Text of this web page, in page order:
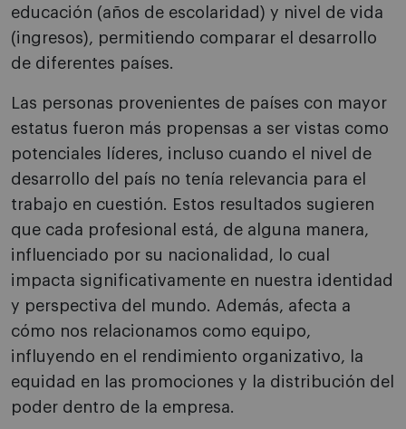
educación (años de escolaridad) y nivel de vida
(ingresos), permitiendo comparar el desarrollo
de diferentes países.
Las personas provenientes de países con mayor
estatus fueron más propensas a ser vistas como
potenciales líderes, incluso cuando el nivel de
desarrollo del país no tenía relevancia para el
trabajo en cuestión. Estos resultados sugieren
que cada profesional está, de alguna manera,
influenciado por su nacionalidad, lo cual
impacta significativamente en nuestra identidad
y perspectiva del mundo. Además, afecta a
cómo nos relacionamos como equipo,
influyendo en el rendimiento organizativo, la
equidad en las promociones y la distribución del
poder dentro de la empresa.